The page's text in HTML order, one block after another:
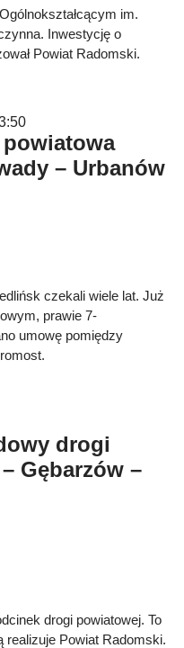
im.
Inwestycję o
Powiat Radomski.
– Urbanów
czekali wiele lat. Już
prawie 7-
umowę pomiędzy
drogi
Gębarzów –
drogi powiatowej. To
realizuje Powiat Radomski.